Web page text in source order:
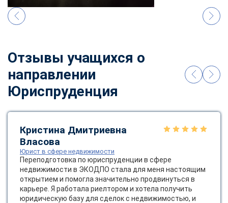
Отзывы учащихся о
направлении
Юриспруденция
Кристина Дмитриевна
Власова
Юрист в сфере недвижимости
Переподготовка по юриспруденции в сфере
недвижимости в ЭКОДПО стала для меня настоящим
открытием и помогла значительно продвинуться в
карьере. Я работала риелтором и хотела получить
юридическую базу для сделок с недвижимостью, и